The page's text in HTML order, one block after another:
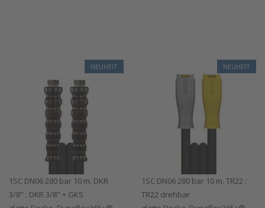
NEUHEIT
1SC DN06 280 bar 10 m. DKR
3/8" : DKR 3/8" + GKS
NEUHEIT
1SC DN06 280 bar 10 m. TR22 :
TR22 drehbar